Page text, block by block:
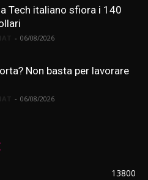
Tech italiano sfiora i 140
- 06/08/2026
Non basta per lavorare
- 06/08/2026
13800